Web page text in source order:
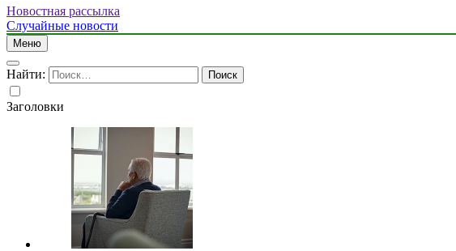
Новостная рассылка
Случайные новости
Меню
Найти:
Заголовки